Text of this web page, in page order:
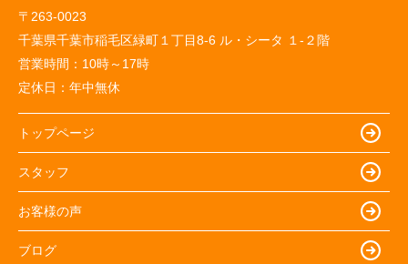
〒263-0023
千葉県千葉市稲毛区緑町１丁目8-6 ル・シータ １-２階
営業時間： 10時～17時
定休日： 年中無休
トップページ
スタッフ
お客様の声
ブログ